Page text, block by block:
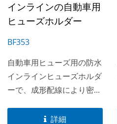
インラインの自動車用
ヒューズホルダー
BF353
自動車用ヒューズ用の防水
インラインヒューズホルダ
ーで、成形配線により密閉
の異なるサイズがあり、
詳細